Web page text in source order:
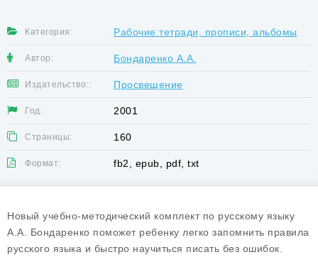
Категория: Рабочие тетради, прописи, альбомы
Автор: Бондаренко А.А.
Издательство:: Просвещение
Год: 2001
Страницы: 160
Формат: fb2, epub, pdf, txt
Новый учебно-методический комплект по русскому языку
А.А. Бондаренко поможет ребенку легко запомнить правила
русского языка и быстро научиться писать без ошибок.